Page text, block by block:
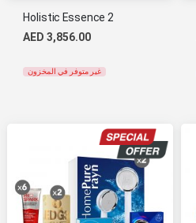
Holistic Essence 2
AED 3,856.00
غير متوفر في المخزون